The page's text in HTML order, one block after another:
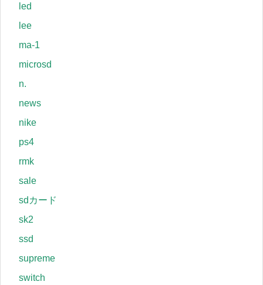
led
lee
ma-1
microsd
n.
news
nike
ps4
rmk
sale
sdカード
sk2
ssd
supreme
switch